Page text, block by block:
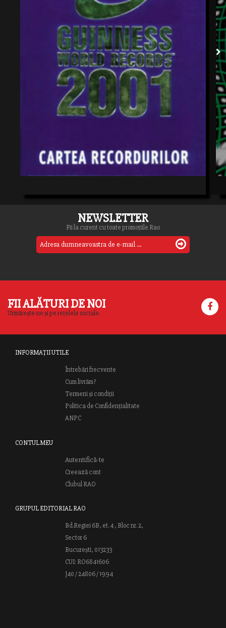
NEWSLETTER
Fii la curent cu toate promoțiile Rao
FII ALĂTURI DE NOI
Urmărește-ne și pe rețelele sociale.
INFORMAȚII UTILE
Întrebări frecvente
Cum livrăm?
Termeni și condiții
Politica de Confidențialitate
ANPC
CONTUL MEU
Autentifică-te
Creează cont
Clubul RAO
GRUPUL EDITORIAL RAO
Bd.Regiei 6B, et. 4 , Bloc nr. 2,
Sector 6
București, 013233
CUI: RO6841606
J40 / 24806 / 1994